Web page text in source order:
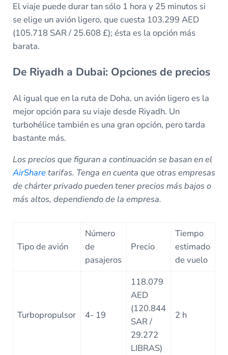
El viaje puede durar tan sólo 1 hora y 25 minutos si
se elige un avión ligero, que cuesta 103.299 AED
(105.718 SAR / 25.608 £); ésta es la opción más
barata.
De Riyadh a Dubai: Opciones de precios
Al igual que en la ruta de Doha, un avión ligero es la
mejor opción para su viaje desde Riyadh. Un
turbohélice también es una gran opción, pero tarda
bastante más.
Los precios que figuran a continuación se basan en el
AirSharetarifas. Tenga en cuenta que otras empresas
de chárter privado pueden tener precios más bajos o
más altos, dependiendo de la empresa.
Tipo de avión
Número
de
pasajeros
Precio
Tiempo
estimado
de vuelo
Turbopropulsor 4- 19
118.079
AED
(120.844
SAR /
29.272
LIBRAS)
2 h